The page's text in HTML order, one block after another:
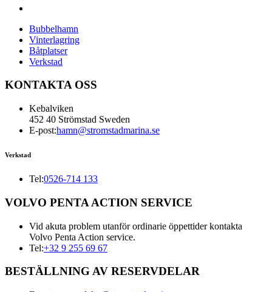
Bubbelhamn
Vinterlagring
Båtplatser
Verkstad
KONTAKTA OSS
Kebalviken
452 40 Strömstad Sweden
E-post:hamn@stromstadmarina.se
Verkstad
Tel:0526-714 133
VOLVO PENTA ACTION SERVICE
Vid akuta problem utanför ordinarie öppettider kontakta
Volvo Penta Action service.
Tel:+32 9 255 69 67
BESTÄLLNING AV RESERVDELAR